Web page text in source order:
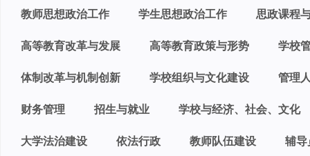
教师思想政治工作 学生思想政治工作 思政课程
高等教育改革与发展 高等教育政策与形势 学校
体制改革与机制创新 学校组织与文化建设 管理
财务管理 招生与就业 学校与经济、社会、文化
大学法治建设 依法行政 教师队伍建设 辅